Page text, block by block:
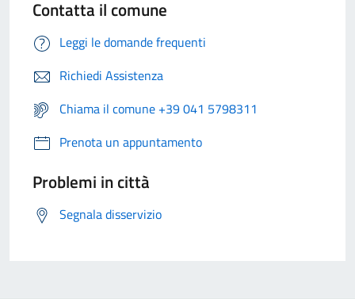
Contatta il comune
Leggi le domande frequenti
Richiedi Assistenza
Chiama il comune +39 041 5798311
Prenota un appuntamento
Problemi in città
Segnala disservizio